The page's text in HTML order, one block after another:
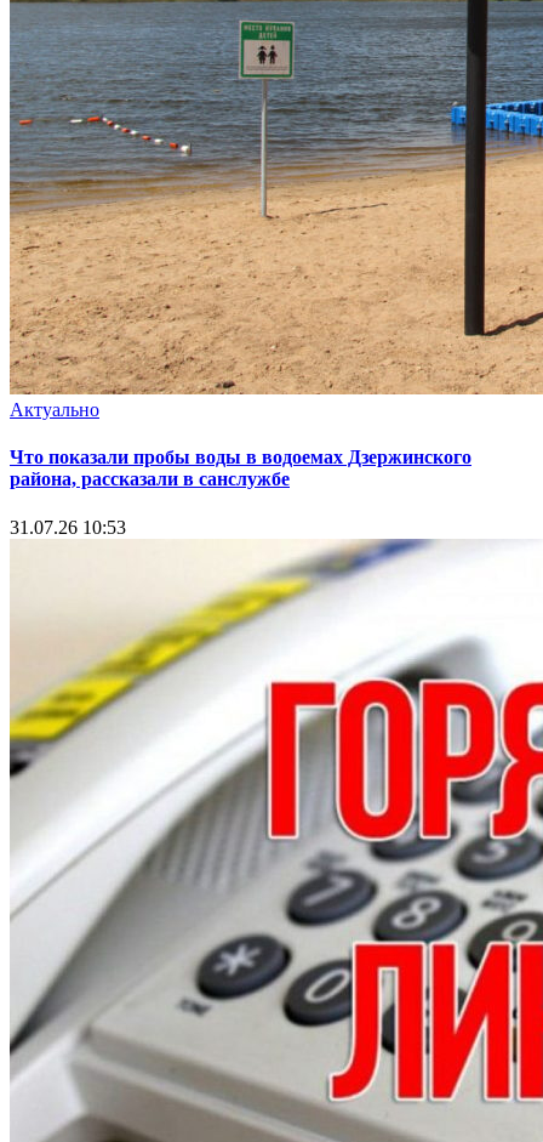
Актуально
Что показали пробы воды в водоемах Дзержинского
района, рассказали в санслужбе
31.07.26 10:53